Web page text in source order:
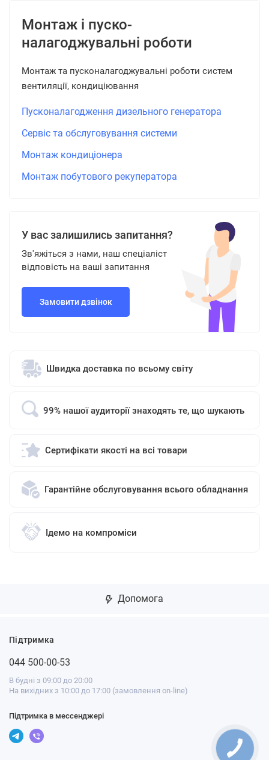
Монтаж і пуско-
налагоджувальні роботи
Монтаж та пусконалагоджувальні роботи систем
вентиляції, кондиціювання
Пусконалагодження дизельного генератора
Сервіс та обслуговування системи
Монтаж кондиціонера
Монтаж побутового рекуператора
У вас залишились запитання?
Зв'яжіться з нами, наш спеціаліст
відповість на ваші запитання
Замовити дзвінок
Швидка доставка по всьому світу
99% нашої аудиторії знаходять те, що шукають
Сертифікати якості на всі товари
Гарантійне обслуговування всього обладнання
Ідемо на компроміси
Допомога
Підтримка
044 500-00-53
В будні з 09:00 до 20:00
На вихідних з 10:00 до 17:00 (замовлення on-line)
Підтримка в мессенджері